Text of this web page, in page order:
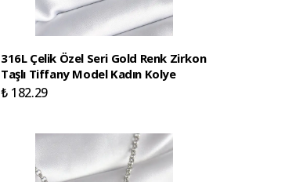
316L Çelik Özel Seri Gold Renk Zirkon
Taşlı Tiffany Model Kadın Kolye
₺ 182.29